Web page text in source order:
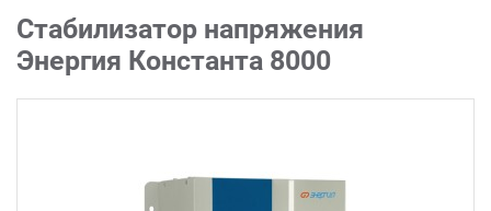
Стабилизатор напряжения
Энергия Константа 8000